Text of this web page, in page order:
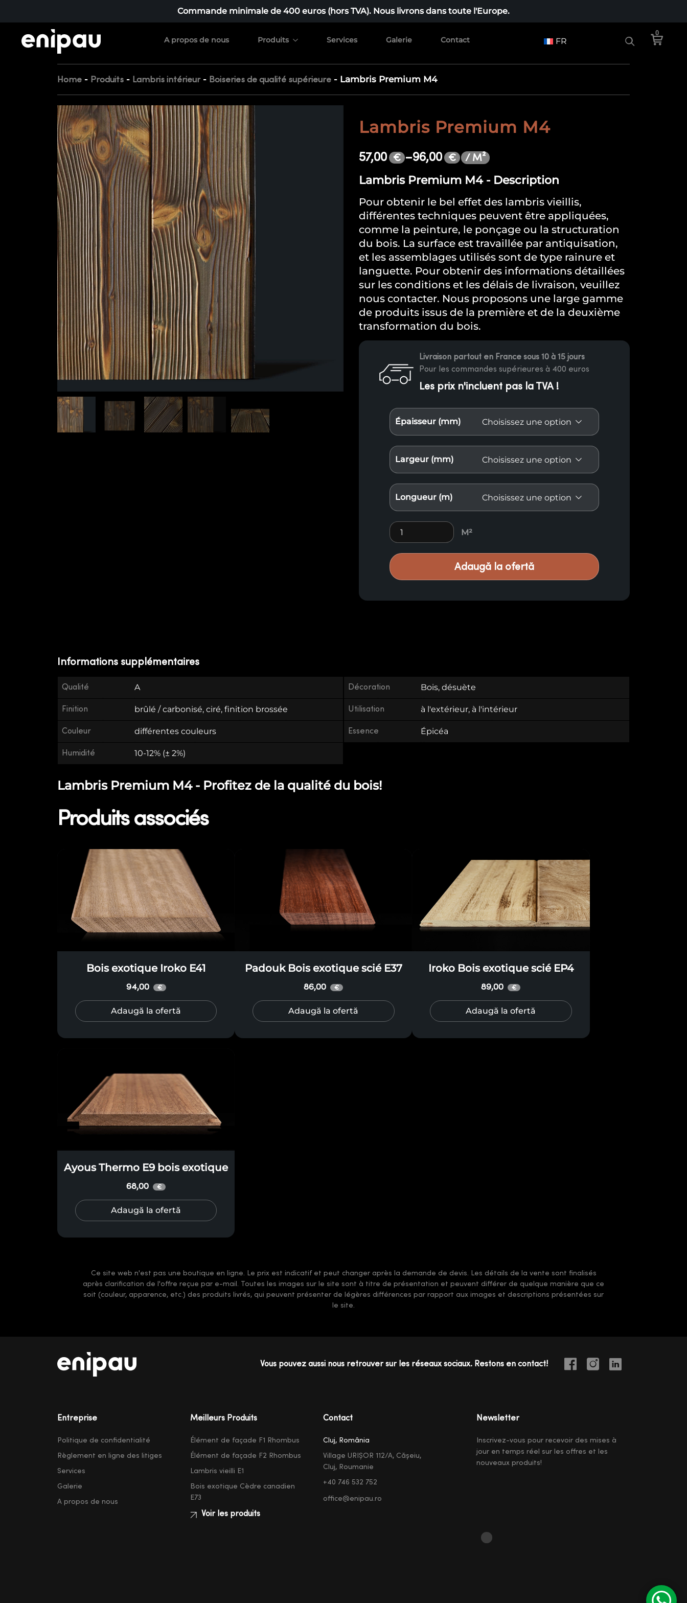
Commande minimale de 400 euros (hors TVA). Nous livrons dans toute l'Europe.
A propos de nous Produits Services Galerie Contact FR
0
Home - Produits - Lambris intérieur- Boiseries de qualité supérieure - Lambris Premium M4
Lambris Premium M4
57,00 € –96,00 € / M²
Lambris Premium M4 - Description
Pour obtenir le bel effet des lambris vieillis,
différentes techniques peuvent être appliquées,
comme la peinture, le ponçage ou la structuration
du bois. La surface est travaillée par antiquisation,
et les assemblages utilisés sont de type rainure et
languette. Pour obtenir des informations détaillées
sur les conditions et les délais de livraison, veuillez
nous contacter. Nous proposons une large gamme
de produits issus de la première et de la deuxième
transformation du bois.
Livraison partout en France sous 10 à 15 jours
Pour les commandes supérieures à 400 euros
Les prix n'incluent pas la TVA !
Épaisseur (mm)
Largeur (mm)
Longueur (m)
Lambris Premium M4 quantity
M²
Adaugă la ofertă
Informations supplémentaires
Qualité A Décoration Bois, désuète
Finition brûlé / carbonisé, ciré, finition brossée Utilisation à l'extérieur, à l'intérieur
Couleur différentes couleurs Essence Épicéa
Humidité 10-12% (± 2%)
Lambris Premium M4 - Profitez de la qualité du bois!
Produits associés
Bois exotique Iroko E41
94,00 €
Adaugă la ofertă
Padouk Bois exotique scié E37
86,00 €
Adaugă la ofertă
Iroko Bois exotique scié EP4
89,00 €
Adaugă la ofertă
Ayous Thermo E9 bois exotique
68,00 €
Adaugă la ofertă
Ce site web n'est pas une boutique en ligne. Le prix est indicatif et peut changer après la demande de devis. Les détails de la vente sont finalisés
après clarification de l'offre reçue par e-mail. Toutes les images sur le site sont à titre de présentation et peuvent différer de quelque manière que ce
soit (couleur, apparence, etc.) des produits livrés, qui peuvent présenter de légères différences par rapport aux images et descriptions présentées sur
le site.
Vous pouvez aussi nous retrouver sur les réseaux sociaux. Restons en contact!
Entreprise
Politique de confidentialité
Règlement en ligne des litiges
Services
Galerie
A propos de nous
Meilleurs Produits
Élément de façade F1 Rhombus
Élément de façade F2 Rhombus
Lambris vieilli E1
Bois exotique Cèdre canadien
E73
Voir les produits
Contact
Cluj, România
Village URIȘOR 112/A, Cășeiu,
Cluj, Roumanie
+40 746 532 752
office@enipau.ro
Newsletter
Inscrivez-vous pour recevoir des mises à
jour en temps réel sur les offres et les
nouveaux produits!